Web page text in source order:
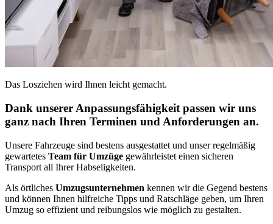
Das Losziehen wird Ihnen leicht gemacht.
Dank unserer Anpassungsfähigkeit passen wir uns
ganz nach Ihren Terminen und Anforderungen an.
Unsere Fahrzeuge sind bestens ausgestattet und unser regelmäßig
gewartetes Team für Umzüge gewährleistet einen sicheren
Transport all Ihrer Habseligkeiten.
Als örtliches Umzugsunternehmen kennen wir die Gegend bestens
und können Ihnen hilfreiche Tipps und Ratschläge geben, um Ihren
Umzug so effizient und reibungslos wie möglich zu gestalten.